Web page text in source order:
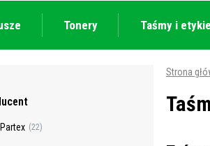
Tonery Taśmy i
Partex (22)
Strona